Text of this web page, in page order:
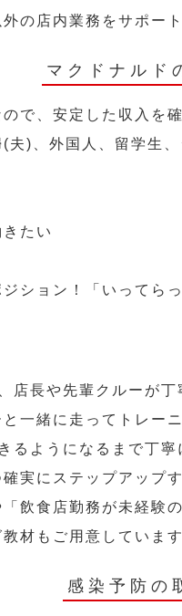
の店内業務をサポー
マクドナルド
で、安定した収入を
)、外国人、留学生
たい
ション！「いってら
店長や先輩クルーが丁
一緒に走ってトレー
ようになるまで丁
実にステップアップ
飲食店勤務が未経験
材もご用意しています
感染予防の